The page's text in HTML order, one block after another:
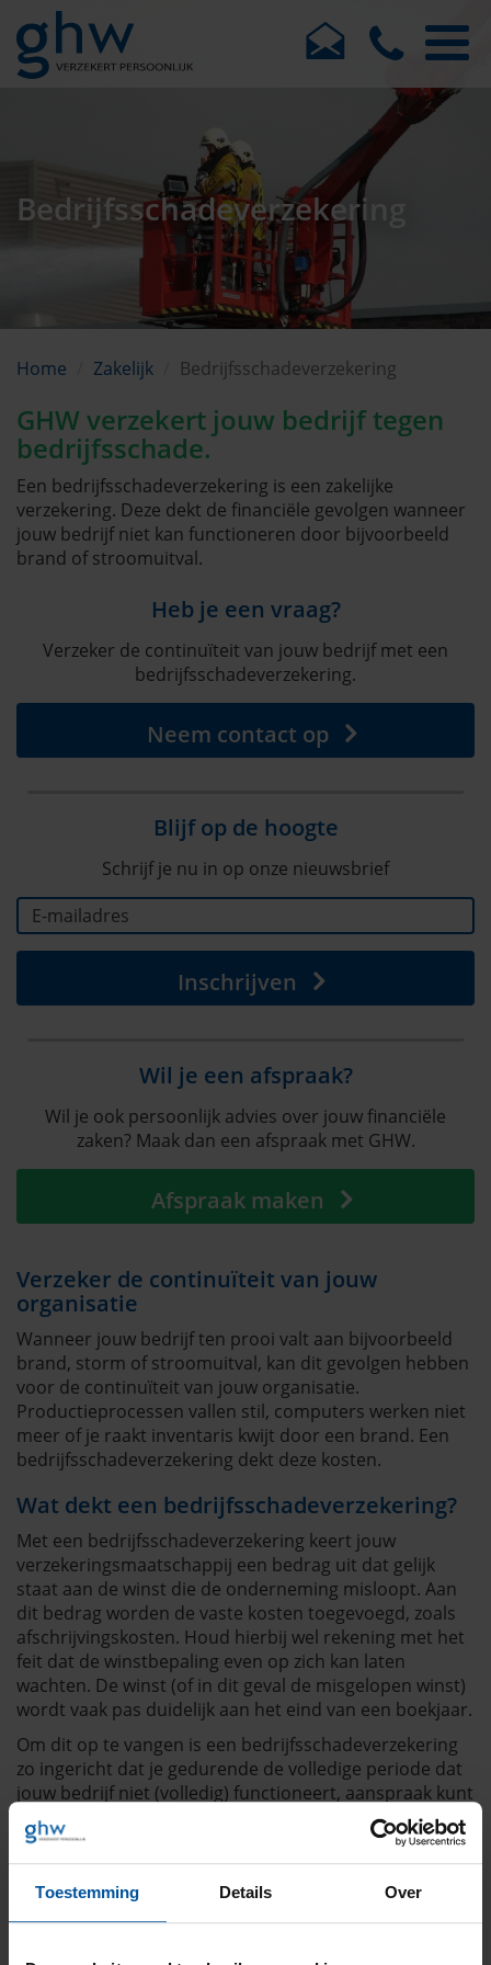
Toestemming Details Over
Bedrijfsschadeverzekering
Home Zakelijk Bedrijfsschadeverzekering
GHW verzekert jouw bedrijf tegen
bedrijfsschade.
Een bedrijfsschadeverzekering is een zakelijke
verzekering. Deze dekt de financiële gevolgen wanneer
jouw bedrijf niet kan functioneren door bijvoorbeeld
brand of stroomuitval.
Heb je een vraag?
Verzeker de continuïteit van jouw bedrijf met een
bedrijfsschadeverzekering.
Neem contact op
Blijf op de hoogte
Schrijf je nu in op onze nieuwsbrief
Inschrijven
Wil je een afspraak?
Wil je ook persoonlijk advies over jouw financiële
zaken? Maak dan een afspraak met GHW.
Afspraak maken
Verzeker de continuïteit van jouw
organisatie
Wanneer jouw bedrijf ten prooi valt aan bijvoorbeeld
brand, storm of stroomuitval, kan dit gevolgen hebben
voor de continuïteit van jouw organisatie.
Productieprocessen vallen stil, computers werken niet
meer of je raakt inventaris kwijt door een brand. Een
bedrijfsschadeverzekering dekt deze kosten.
Wat dekt een bedrijfsschadeverzekering?
Met een bedrijfsschadeverzekering keert jouw
verzekeringsmaatschappij een bedrag uit dat gelijk
staat aan de winst die de onderneming misloopt. Aan
dit bedrag worden de vaste kosten toegevoegd, zoals
afschrijvingskosten. Houd hierbij wel rekening met het
feit dat de winstbepaling even op zich kan laten
wachten. De winst (of in dit geval de misgelopen winst)
wordt vaak pas duidelijk aan het eind van een boekjaar.
Om dit op te vangen is een bedrijfsschadeverzekering
zo ingericht dat je gedurende de volledige periode dat
jouw bedrijf niet (volledig) functioneert, aanspraak kunt
maken op de bedrijfsschadeverzekering. Natuurlijk is
dit niet oneindig. Daarom wordt bij er het afsluiten van
een bedrijfsschadeverzekering een uitkeringstermijn
bepaald.
Heeft je meer vragen over een